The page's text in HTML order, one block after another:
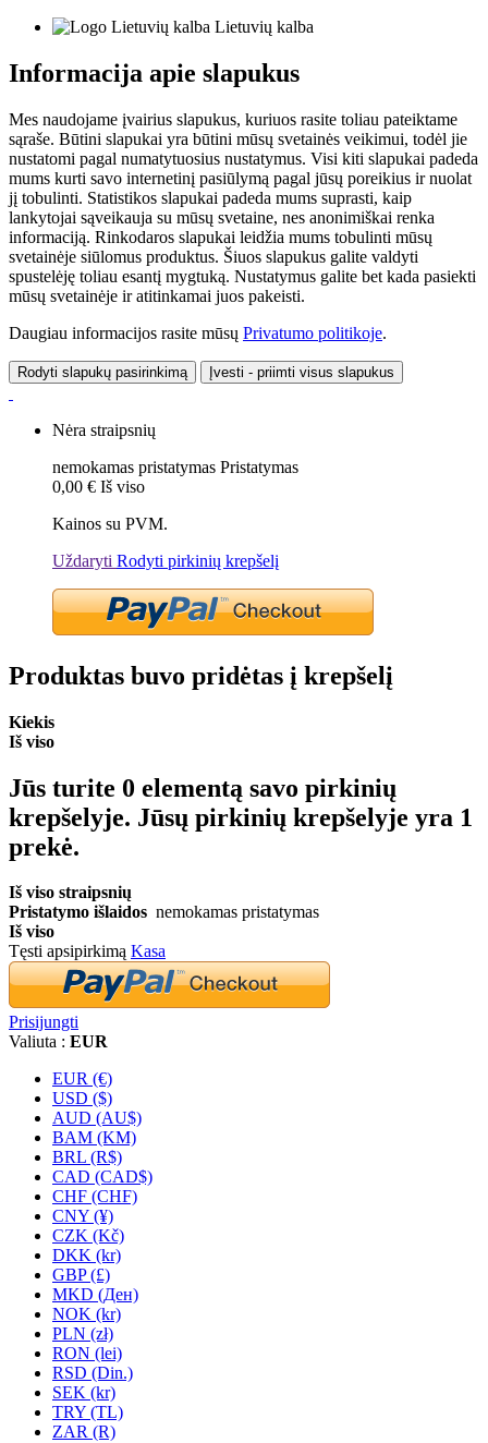
Lietuvių kalba
Informacija apie slapukus
Mes naudojame įvairius slapukus, kuriuos rasite toliau pateiktame
sąraše. Būtini slapukai yra būtini mūsų svetainės veikimui, todėl jie
nustatomi pagal numatytuosius nustatymus. Visi kiti slapukai padeda
mums kurti savo internetinį pasiūlymą pagal jūsų poreikius ir nuolat
jį tobulinti. Statistikos slapukai padeda mums suprasti, kaip
lankytojai sąveikauja su mūsų svetaine, nes anonimiškai renka
informaciją. Rinkodaros slapukai leidžia mums tobulinti mūsų
svetainėje siūlomus produktus. Šiuos slapukus galite valdyti
spustelėję toliau esantį mygtuką. Nustatymus galite bet kada pasiekti
mūsų svetainėje ir atitinkamai juos pakeisti.
Daugiau informacijos rasite mūsų Privatumo politikoje.
Rodyti slapukų pasirinkimą Įvesti - priimti visus slapukus
Nėra straipsnių
nemokamas pristatymas Pristatymas
0,00 € Iš viso
Kainos su PVM.
Uždaryti Rodyti pirkinių krepšelį
Produktas buvo pridėtas į krepšelį
Kiekis
Iš viso
Jūs turite 0 elementą savo pirkinių
krepšelyje. Jūsų pirkinių krepšelyje yra 1
prekė.
Iš viso straipsnių
Pristatymo išlaidos nemokamas pristatymas
Iš viso
Tęsti apsipirkimą Kasa
Prisijungti
Valiuta : EUR
EUR (€)
USD ($)
AUD (AU$)
BAM (KM)
BRL (R$)
CAD (CAD$)
CHF (CHF)
CNY (¥)
CZK (Kč)
DKK (kr)
GBP (£)
MKD (Ден)
NOK (kr)
PLN (zł)
RON (lei)
RSD (Din.)
SEK (kr)
TRY (TL)
ZAR (R)